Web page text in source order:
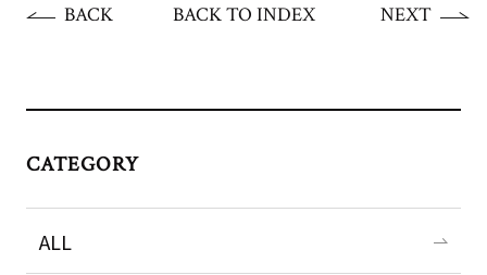
BACK BACK TO INDEX NEXT
CATEGORY
ALL